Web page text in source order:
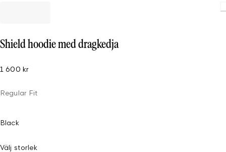
Shield hoodie med dragkedja
1 600 kr
Regular Fit
Black
Välj storlek